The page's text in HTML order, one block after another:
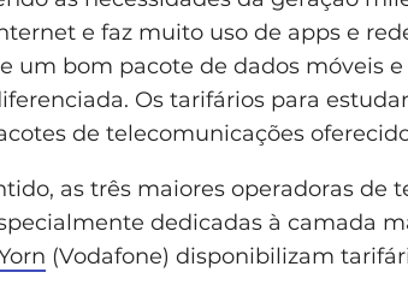
e faz muito uso de apps e
um bom pacote de dados móveis
Os tarifários para
de telecomunicações
as três maiores operadoras
dedicadas à camada
(Vodafone) disponibilizam